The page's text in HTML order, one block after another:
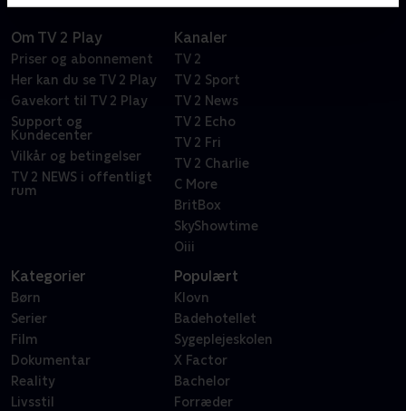
Om TV 2 Play
Priser og abonnement
Her kan du se TV 2 Play
Gavekort til TV 2 Play
Support og
Kundecenter
Vilkår og betingelser
TV 2 NEWS i offentligt
rum
Kanaler
TV 2
TV 2 Sport
TV 2 News
TV 2 Echo
TV 2 Fri
TV 2 Charlie
C More
BritBox
SkyShowtime
Oiii
Kategorier
Børn
Serier
Film
Dokumentar
Reality
Livsstil
Populært
Klovn
Badehotellet
Sygeplejeskolen
X Factor
Bachelor
Forræder